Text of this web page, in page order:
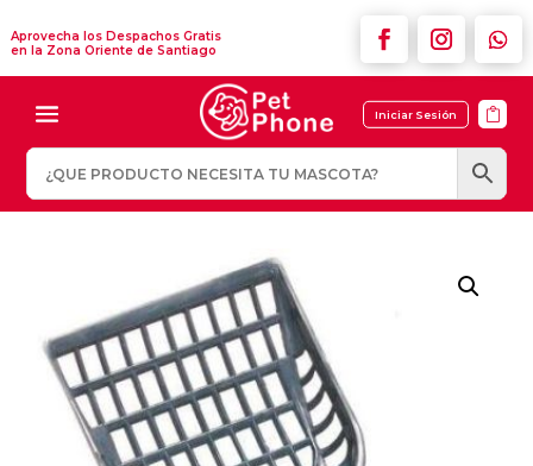
Aprovecha los Despachos Gratis
en la Zona Oriente de Santiago
Iniciar Sesión 